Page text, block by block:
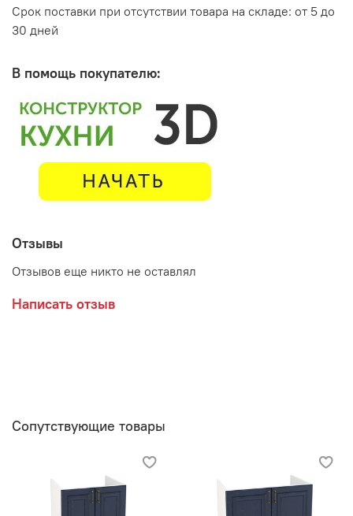
Срок поставки при отсутствии товара на складе: от 5 до
30 дней
В помощь покупателю:
Отзывы
Отзывов еще никто не оставлял
Написать отзыв
Сопутствующие товары